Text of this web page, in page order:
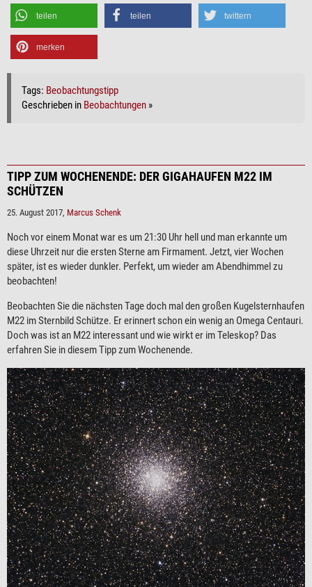
teilen teilen twittern
merken
Tags: Beobachtungstipp
Geschrieben in Beobachtungen »
TIPP ZUM WOCHENENDE: DER GIGAHAUFEN M22 IM
SCHÜTZEN
25. August 2017, Marcus Schenk
Noch vor einem Monat war es um 21:30 Uhr hell und man erkannte um
diese Uhrzeit nur die ersten Sterne am Firmament. Jetzt, vier Wochen
später, ist es wieder dunkler. Perfekt, um wieder am Abendhimmel zu
beobachten!
Beobachten Sie die nächsten Tage doch mal den großen Kugelsternhaufen
M22 im Sternbild Schütze. Er erinnert schon ein wenig an Omega Centauri.
Doch was ist an M22 interessant und wie wirkt er im Teleskop? Das
erfahren Sie in diesem Tipp zum Wochenende.